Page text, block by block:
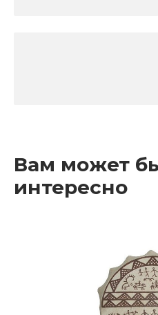
Вам может
интересно